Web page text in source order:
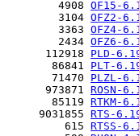
        4908
OF15-
        3104
OFZ2-
        3363
OFZ4-
        2434
OFZ6-
      112918
PLD-
       86841
PLT-
       71470
PLZL-
      973871
ROSN-
       85119
RTKM-
     9031855
RTS-
         615
RTSS-